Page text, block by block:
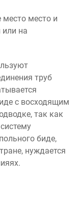
место место и
на
труб
с восходящим
так как
биде,
нуждается